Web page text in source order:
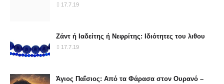
17.7.19
Ζάντ ή Ιαδείτης ή Νεφρίτης: Ιδιότητες του λιθου
17.7.19
Άγιος Παΐσιος: Από τα Φάρασα στον Ουρανό –